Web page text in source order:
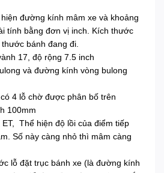
đường kính mâm xe và khoảng
tính bằng đơn vị inch. Kích thước
bánh đang đi.
17, độ rộng 7.5 inch
và đường kính vòng bulong
4 lỗ chờ được phân bố trên
100mm
Thể hiện độ lồi của điểm tiếp
Số này càng nhỏ thì mâm càng
lỗ đặt trục bánh xe (là đường kính